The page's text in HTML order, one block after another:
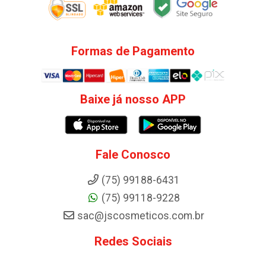
Formas de Pagamento
Baixe já nosso APP
Fale Conosco
(75) 99188-6431
(75) 99118-9228
sac@jscosmeticos.com.br
Redes Sociais